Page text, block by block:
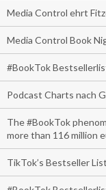
Media Control ehrt
Media Control Book
#BookTok
Podcast Charts nach
The #BookTok
more than 116 million
TikTok’s Bestseller